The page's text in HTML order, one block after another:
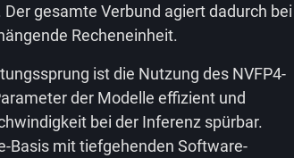
gesamte Verbund agiert dadurch bei
Recheneinheit.
ist die Nutzung des NVFP4-
der Modelle effizient und
bei der Inferenz spürbar.
Basis mit tiefgehenden Software-